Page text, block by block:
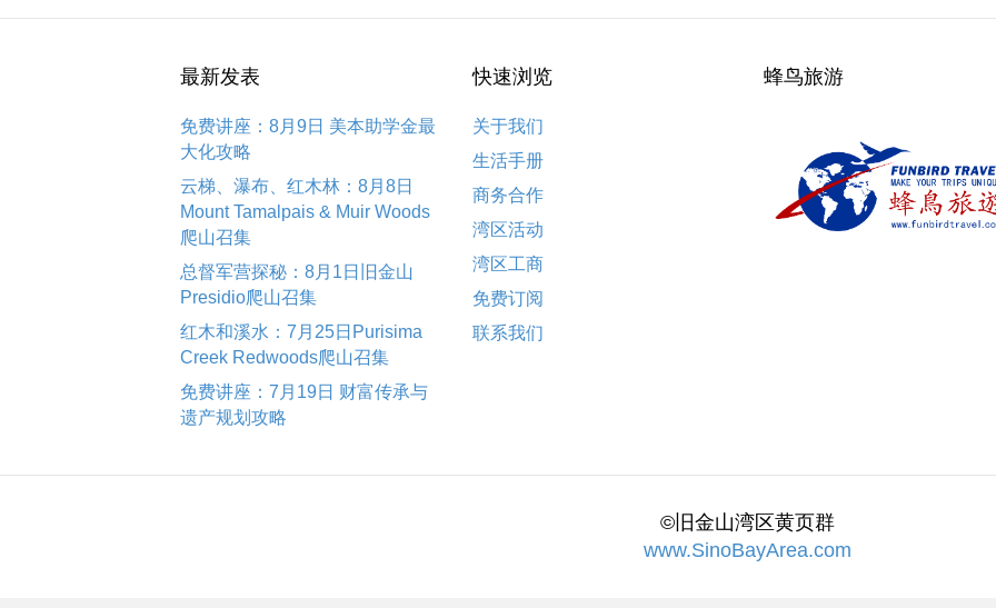
最新发表
免费讲座：8月9日 美本助学金最
大化攻略
云梯、瀑布、红木林：8月8日
Mount Tamalpais & Muir Woods
爬山召集
总督军营探秘：8月1日旧金山
Presidio爬山召集
红木和溪水：7月25日Purisima
Creek Redwoods爬山召集
免费讲座：7月19日 财富传承与
遗产规划攻略
快速浏览
关于我们
生活手册
商务合作
湾区活动
湾区工商
免费订阅
联系我们
蜂鸟旅游
©旧金山湾区黄页群
www.SinoBayArea.com